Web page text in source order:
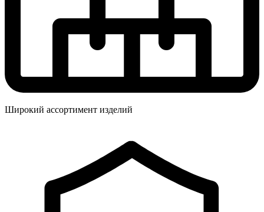
Широкий ассортимент изделий